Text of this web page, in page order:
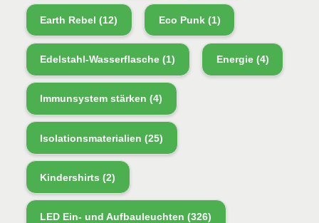
Earth Rebel (12) Eco Punk(1)
Edelstahl-Wasserflasche (1) Energie(4)
Immunsystem stärken (4)
Isolationsmaterialien (25)
Kindershirts (2)
LED Ein- und Aufbauleuchten (326)